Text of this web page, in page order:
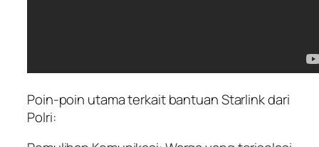
Poin-poin utama terkait bantuan Starlink dari
Polri: